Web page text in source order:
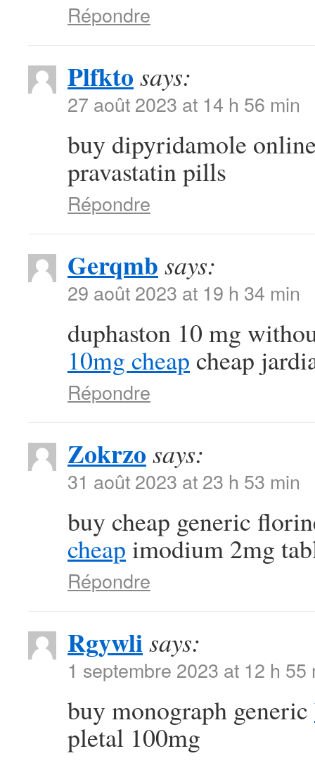
Répondre
Plfkto says:
27 août 2023 at 14 h 56 min
buy dipyridamole
pravastatin pills
Répondre
Gerqmb says:
29 août 2023 at 19 h 34 min
duphaston 10 mg
10mg cheap cheap
Répondre
Zokrzo says:
31 août 2023 at 23 h 53 min
buy cheap generic
cheap imodium 2mg
Répondre
Rgywlisays:
1 septembre 2023 at 12 h 55
buy monograph generic
pletal 100mg